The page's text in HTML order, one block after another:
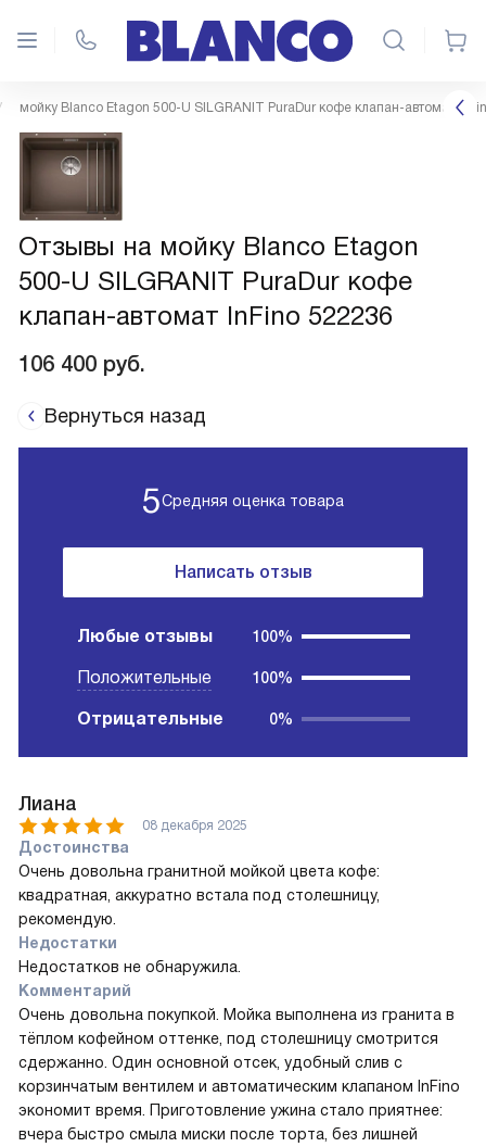
мойку Blanco Etagon 500-U SILGRANIT PuraDur кофе клапан-автомат
Отзывы на мойку Blanco Etagon
500-U SILGRANIT PuraDur кофе
клапан-автомат InFino 522236
106 400 руб.
Вернуться назад
5Средняя оценка товара
Написать отзыв
Любые отзывы 100%
Положительные 100%
Отрицательные 0%
Лиана
08 декабря 2025
Достоинства
Очень довольна гранитной мойкой цвета кофе:
квадратная, аккуратно встала под столешницу,
рекомендую.
Недостатки
Недостатков не обнаружила.
Комментарий
Очень довольна покупкой. Мойка выполнена из гранита в
тёплом кофейном оттенке, под столешницу смотрится
сдержанно. Один основной отсек, удобный слив с
корзинчатым вентилем и автоматическим клапаном InFino
экономит время. Приготовление ужина стало приятнее:
вчера быстро смыла миски после торта, без лишней